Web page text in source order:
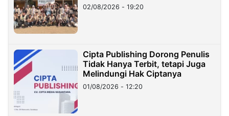
02/08/2026 - 19:20
Cipta Publishing Dorong Penulis
Tidak Hanya Terbit, tetapi Juga
Melindungi Hak Ciptanya
01/08/2026 - 12:20